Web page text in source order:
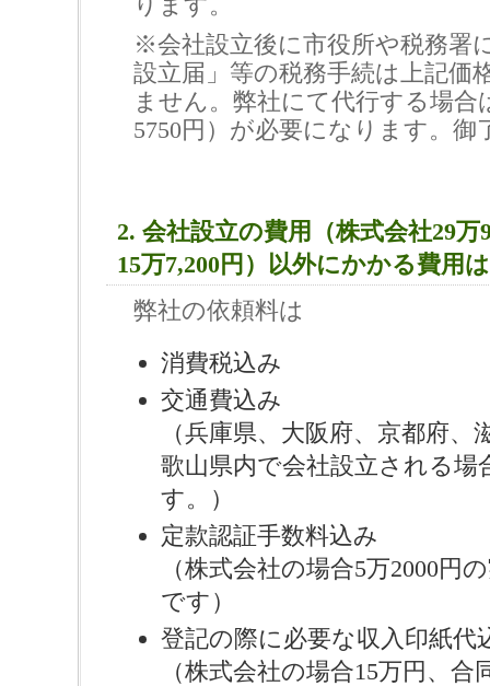
※会社設立後に市役所や税務署
設立届」等の税務手続は上記価
ません。弊社にて代行する場合
5750円）が必要になります。御
2. 会社設立の費用（株式会社29万
15万7,200円）以外にかかる費用
弊社の依頼料は
消費税込み
交通費込み
（兵庫県、大阪府、京都府、
歌山県内で会社設立される場
す。）
定款認証手数料込み
（株式会社の場合5万2000円
です）
登記の際に必要な収入印紙代
（株式会社の場合15万円、